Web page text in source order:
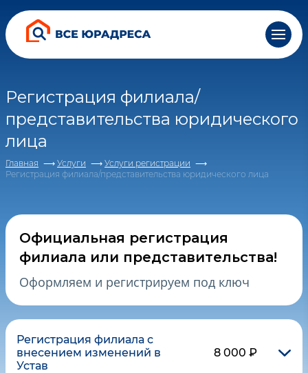
Регистрация филиала/
представительства юридического
лица
Главная Услуги
Услуги регистрации
Регистрация филиала/представительства юридического лица
Официальная регистрация
филиала или представительства!
Оформляем и регистрируем под ключ
Регистрация филиала с
внесением изменений в
Устав
8 000 ₽
персональных данных и соглашаетесь cполитикой
Все понятно, спасибо
персональных данных и соглашаетесь cполитикой
конфиденциальности
персональных данных и соглашаетесь cполитикой
конфиденциальности